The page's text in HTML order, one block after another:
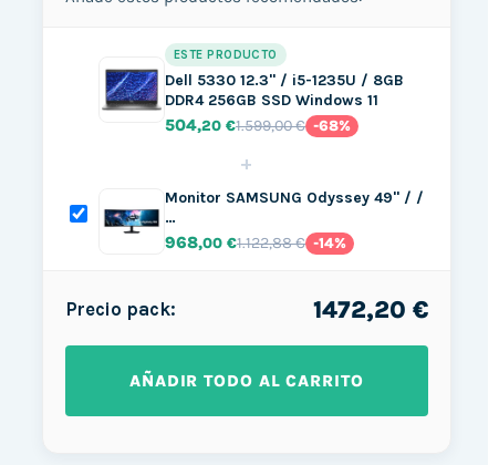
ESTE PRODUCTO
Dell 5330 12.3" / i5-1235U / 8GB
DDR4 256GB SSD Windows 11
504,20 €1.599,00 € -68%
+
Monitor SAMSUNG Odyssey 49" / /
…
968,00 €1.122,88 € -14%
Precio pack: 1472,20 €
AÑADIR TODO AL CARRITO